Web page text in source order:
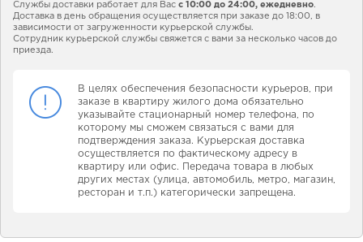
Службы доставки работает для Вас с 10:00 до 24:00, ежедневно.
Доставка в день обращения осуществляется при заказе до 18:00, в
зависимости от загруженности курьерской службы.
Сотрудник курьерской службы свяжется с вами за несколько часов до
приезда.
В целях обеспечения безопасности курьеров, при
заказе в квартиру жилого дома обязательно
указывайте стационарный номер телефона, по
которому мы сможем связаться с вами для
подтверждения заказа. Курьерская доставка
осуществляется по фактическому адресу в
квартиру или офис. Передача товара в любых
других местах (улица, автомобиль, метро, магазин,
ресторан и т.п.) категорически запрещена.